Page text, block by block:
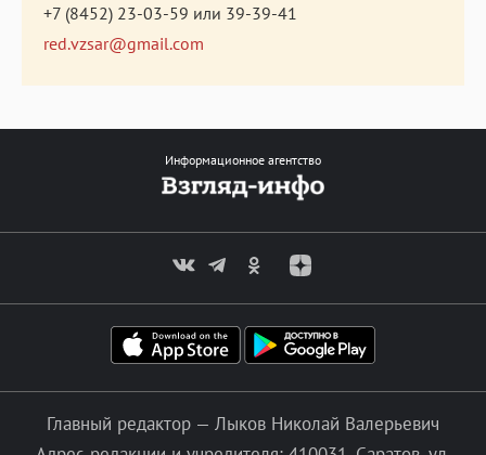
+7 (8452) 23-03-59 или 39-39-41
red.vzsar@gmail.com
Информационное агентство
Главный редактор — Лыков Николай Валерьевич